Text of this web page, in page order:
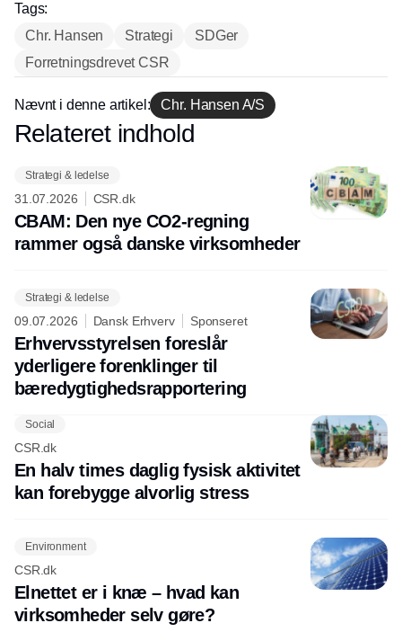
Tags:
Chr. Hansen
Strategi
SDGer
Forretningsdrevet CSR
Nævnt i denne artikel: Chr. Hansen A/S
Annonce
Relateret indhold
Strategi & ledelse
31.07.2026 CSR.dk
CBAM: Den nye CO2-regning
rammer også danske virksomheder
Strategi & ledelse
09.07.2026 Dansk Erhverv Sponseret
Erhvervsstyrelsen foreslår
yderligere forenklinger til
bæredygtighedsrapportering
Social
CSR.dk
En halv times daglig fysisk aktivitet
kan forebygge alvorlig stress
Environment
CSR.dk
Elnettet er i knæ – hvad kan
virksomheder selv gøre?